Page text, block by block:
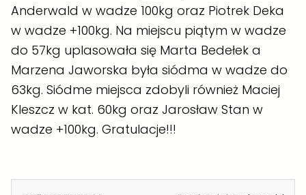
Boks
Kontakt
Rodo
Anderwald w wadze 100kg oraz Piotrek Deka
w wadze +100kg. Na miejscu piątym w wadze
do 57kg uplasowała się Marta Bedełek a
Marzena Jaworska była siódma w wadze do
63kg. Siódme miejsca zdobyli również Maciej
Kleszcz w kat. 60kg oraz Jarosław Stan w
wadze +100kg. Gratulacje!!!